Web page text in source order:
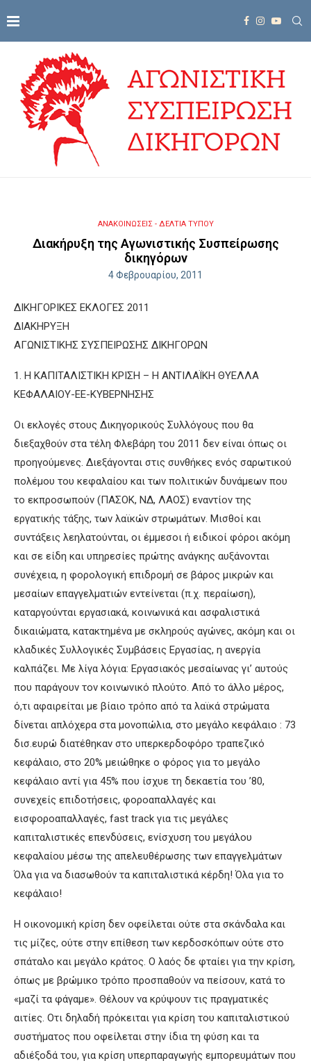
ΑΝΑΚΟΙΝΩΣΕΙΣ - ΔΕΛΤΙΑ ΤΥΠΟΥ
Διακήρυξη της Αγωνιστικής Συσπείρωσης
δικηγόρων
4 Φεβρουαρίου, 2011
ΔΙΚΗΓΟΡΙΚΕΣ ΕΚΛΟΓΕΣ 2011
ΔΙΑΚΗΡΥΞΗ
ΑΓΩΝΙΣΤΙΚΗΣ ΣΥΣΠΕΙΡΩΣΗΣ ΔΙΚΗΓΟΡΩΝ
1. Η ΚΑΠΙΤΑΛΙΣΤΙΚΗ ΚΡΙΣΗ – Η ΑΝΤΙΛΑΪΚΗ ΘΥΕΛΛΑ
ΚΕΦΑΛΑΙΟΥ-ΕΕ-ΚΥΒΕΡΝΗΣΗΣ
Οι εκλογές στους Δικηγορικούς Συλλόγους που θα
διεξαχθούν στα τέλη Φλεβάρη του 2011 δεν είναι όπως οι
προηγούμενες. Διεξάγονται στις συνθήκες ενός σαρωτικού
πολέμου του κεφαλαίου και των πολιτικών δυνάμεων που
το εκπροσωπούν (ΠΑΣΟΚ, ΝΔ, ΛΑΟΣ) εναντίον της
εργατικής τάξης, των λαϊκών στρωμάτων. Μισθοί και
συντάξεις λεηλατούνται, οι έμμεσοι ή ειδικοί φόροι ακόμη
και σε είδη και υπηρεσίες πρώτης ανάγκης αυξάνονται
συνέχεια, η φορολογική επιδρομή σε βάρος μικρών και
μεσαίων επαγγελματιών εντείνεται (π.χ. περαίωση),
καταργούνται εργασιακά, κοινωνικά και ασφαλιστικά
δικαιώματα, κατακτημένα με σκληρούς αγώνες, ακόμη και οι
κλαδικές Συλλογικές Συμβάσεις Εργασίας, η ανεργία
καλπάζει. Με λίγα λόγια: Εργασιακός μεσαίωνας γι’ αυτούς
που παράγουν τον κοινωνικό πλούτο. Από το άλλο μέρος,
ό,τι αφαιρείται με βίαιο τρόπο από τα λαϊκά στρώματα
δίνεται απλόχερα στα μονοπώλια, στο μεγάλο κεφάλαιο : 73
δισ.ευρώ διατέθηκαν στο υπερκερδοφόρο τραπεζικό
κεφάλαιο, στο 20% μειώθηκε ο φόρος για το μεγάλο
κεφάλαιο αντί για 45% που ίσχυε τη δεκαετία του ’80,
συνεχείς επιδοτήσεις, φοροαπαλλαγές και
εισφοροαπαλλαγές, fast track για τις μεγάλες
καπιταλιστικές επενδύσεις, ενίσχυση του μεγάλου
κεφαλαίου μέσω της απελευθέρωσης των επαγγελμάτων
Όλα για να διασωθούν τα καπιταλιστικά κέρδη! Όλα για το
κεφάλαιο!
Η οικονομική κρίση δεν οφείλεται ούτε στα σκάνδαλα και
τις μίζες, ούτε στην επίθεση των κερδοσκόπων ούτε στο
σπάταλο και μεγάλο κράτος. Ο λαός δε φταίει για την κρίση,
όπως με βρώμικο τρόπο προσπαθούν να πείσουν, κατά το
«μαζί τα φάγαμε». Θέλουν να κρύψουν τις πραγματικές
αιτίες. Οτι δηλαδή πρόκειται για κρίση του καπιταλιστικού
συστήματος που οφείλεται στην ίδια τη φύση και τα
αδιέξοδά του, για κρίση υπερπαραγωγής εμπορευμάτων που